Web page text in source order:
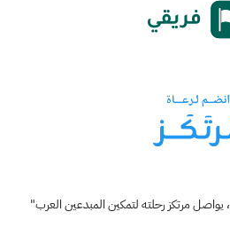
مرتكز رحلته لتمكين المبدعين العرب"